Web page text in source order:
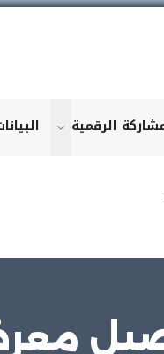
show submenu for
الرقمية "More"